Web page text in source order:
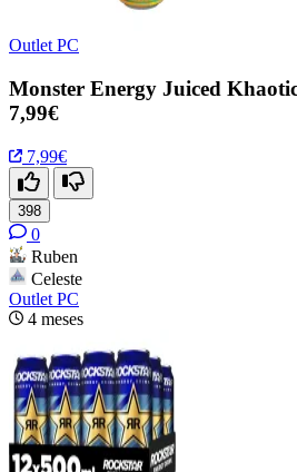
Outlet PC
Monster Energy Juiced
7,99€
7,99€
398
0
Ruben
Celeste
Outlet PC
4 meses